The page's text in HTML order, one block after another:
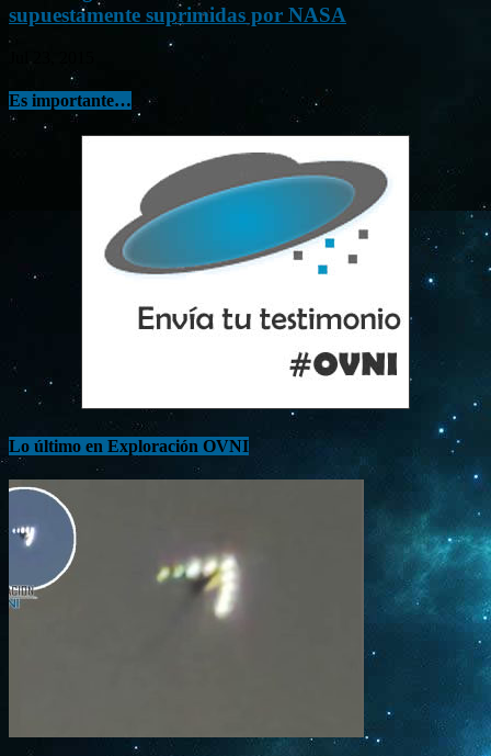
supuestamente suprimidas por NASA
Es importante…
Lo último en Exploración OVNI